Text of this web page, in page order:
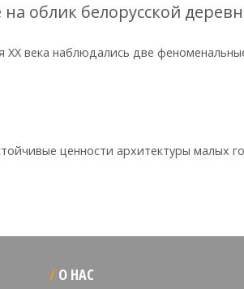
облик белорусской
XX века наблюдались две
ценности архитектуры малых
О НАС